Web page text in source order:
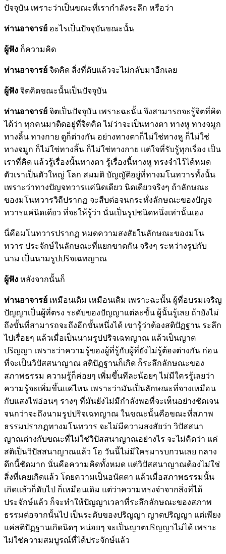
ปัจจุบัน เพราะว่าเป็นขณะที่เรากำลังระลึก หรือว่า
ท่านอาจารย์ อะไรเป็นปัจจุบันขณะนั้น
ผู้ฟัง ก็ความคิด
ท่านอาจารย์ จิตคิด สิ่งที่ดับแล้วจะไม่กลับมาอีกเลย
ผู้ฟัง จิตคิดขณะนั้นเป็นปัจจุบัน
ท่านอาจารย์ จิตเป็นปัจจุบัน เพราะฉะนั้น จึงสามารถจะรู้จิตที่คิด
ได้ว่า ทุกคนมาติดอยู่ที่จิตคิด ไม่ว่าจะเป็นทางตา ทางหู ทางจมูก
ทางลิ้น ทางกาย ดูก็ต่างกัน อย่างทางตาก็ไม่ใช่ทางหู ก็ไม่ใช่
ทางจมูก ก็ไม่ใช่ทางลิ้น ก็ไม่ใช่ทางกาย แต่ใจที่รับรู้ทุกเรื่อง เป็น
เราที่คิด แล้วรู้เรื่องนั้นทางตา รู้เรื่องนี้ทางหู ทรงจำไว้ได้หมด
ตัวเราเป็นตัวใหญ่ โลก สมมติ บัญญัติอยู่ที่ทางมโนทวารทั้งนั้น
เพราะว่าทางปัญจทวารแค่นิดเดียว นิดเดียวจริงๆ ถ้าลักษณะ
ของมโนทวารวิถีปรากฏ จะสืบต่อจนกระทั่งลักษณะของปัญจ
ทวารแค่นิดเดียว ที่จะให้รู้ว่า นั่นเป็นรูปชนิดหนึ่งเท่านั้นเอง
นี่คือมโนทวารปรากฏ หมดความสงสัยในลักษณะของมโน
ทวาร ประจักษ์ในลักษณะที่แยกขาดกัน จริงๆ ระหว่างรูปกับ
นาม เป็นนามรูปปริจเฉทญาณ
ผู้ฟัง หลังจากนั้นก็
ท่านอาจารย์ เหมือนเดิม เหมือนเดิม เพราะฉะนั้น ผู้ที่อบรมเจริญ
ปัญญาเป็นผู้ที่ตรง ระดับของปัญญาแต่ละขั้น ผู้นั้นรู้เลย ถ้ายังไม่
ถึงขั้นที่สามารถจะถึงอีกขั้นหนึ่งได้ เขารู้ว่าต้องสติปัฏฐาน ระลึก
ไปเรื่อยๆ แล้วเมื่อเป็นนามรูปปริจเฉทญาณ แล้วเป็นญาต
ปริญญา เพราะว่าความรู้ของผู้ที่รู้กับผู้ที่ยังไม่รู้ต้องต่างกัน ก่อน
ที่จะเป็นวิปัสสนาญาณ สติปัฏฐานก็เกิด ก็ระลึกลักษณะของ
สภาพธรรม ความรู้ก็ค่อยๆ เพิ่มขึ้นทีละน้อยๆ ไม่มีใครรู้เลยว่า
ความรู้จะเพิ่มขึ้นแค่ไหน เพราะว่ามันเป็นลักษณะที่จางเหมือน
กับแสงไฟอ่อนๆ รางๆ ที่มันยังไม่มีกำลังพอที่จะเห็นอย่างชัดเจน
จนกว่าจะถึงนามรูปปริจเฉทญาณ ในขณะนั้นคือขณะที่สภาพ
ธรรมปรากฏทางมโนทวาร จะไม่มีความสงสัยว่า วิปัสสนา
ญาณต่างกับขณะที่ไม่ใช่วิปัสสนาญาณอย่างไร จะไม่คิดว่า แค่
สติเป็นวิปัสสนาญาณแล้ว โอ วันนี้ไม่มีใครมารบกวนเลย กลาง
ดึกนี้ชัดมาก นั่นคือความคิดทั้งหมด แต่วิปัสสนาญาณต้องไม่ใช่
สิ่งที่เคยเกิดแล้ว โดยความเป็นอนัตตา แล้วเมื่อสภาพธรรมนั้น
เกิดแล้วก็ดับไป ก็เหมือนเดิม แต่ว่าความทรงจำจากสิ่งที่ได้
ประจักษ์แล้ว ก็จะทำให้ปัญญาเวลาที่ระลึกลักษณะของสภาพ
ธรรมต่อจากนั้นไป เป็นระดับของปริญญา ญาตปริญญา แต่เพียง
แค่สติปัฏฐานเกิดนิดๆ หน่อยๆ จะเป็นญาตปริญญาไม่ได้ เพราะ
ไม่ใช่ความสมบูรณ์ที่ได้ประจักษ์แล้ว